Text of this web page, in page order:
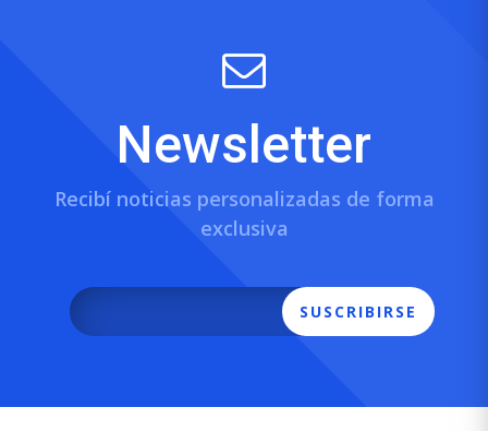
Newsletter
Recibí noticias personalizadas de forma
exclusiva
SUSCRIBIRSE